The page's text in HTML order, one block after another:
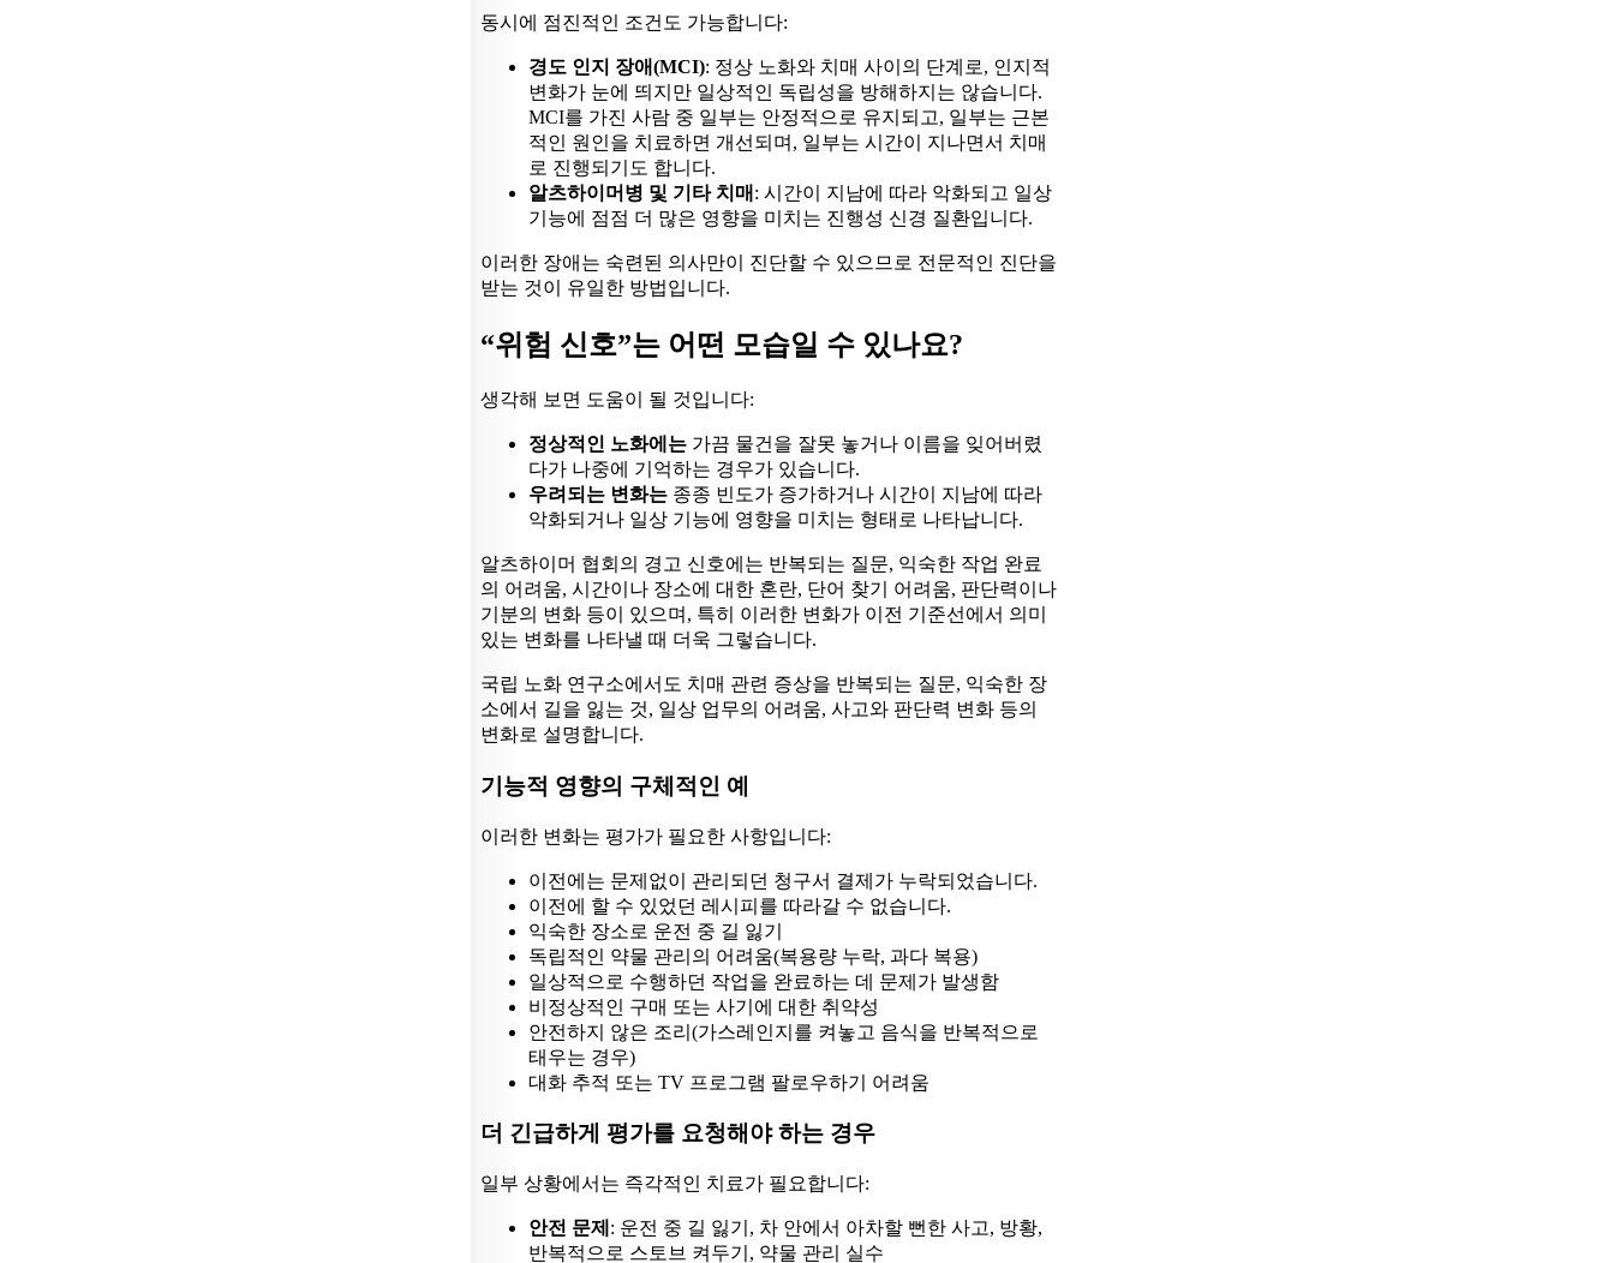
동시에 점진적인 조건도 가능합니다:
경도 인지 장애(MCI): 정상 노화와 치매 사이의 단계로, 인지적
변화가 눈에 띄지만 일상적인 독립성을 방해하지는 않습니다.
MCI를 가진 사람 중 일부는 안정적으로 유지되고, 일부는 근본
적인 원인을 치료하면 개선되며, 일부는 시간이 지나면서 치매
로 진행되기도 합니다.
알츠하이머병 및 기타 치매 : 시간이 지남에 따라 악화되고 일상
기능에 점점 더 많은 영향을 미치는 진행성 신경 질환입니다.
이러한 장애는 숙련된 의사만이 진단할 수 있으므로 전문적인 진단을
받는 것이 유일한 방법입니다.
“위험 신호”는 어떤 모습일 수 있나요?
생각해 보면 도움이 될 것입니다:
정상적인 노화에는 가끔 물건을 잘못 놓거나 이름을 잊어버렸
다가 나중에 기억하는 경우가 있습니다.
우려되는 변화는 종종 빈도가 증가하거나 시간이 지남에 따라
악화되거나 일상 기능에 영향을 미치는 형태로 나타납니다.
알츠하이머 협회의 경고 신호에는 반복되는 질문, 익숙한 작업 완료
의 어려움, 시간이나 장소에 대한 혼란, 단어 찾기 어려움, 판단력이나
기분의 변화 등이 있으며, 특히 이러한 변화가 이전 기준선에서 의미
있는 변화를 나타낼 때 더욱 그렇습니다.
국립 노화 연구소에서도 치매 관련 증상을 반복되는 질문, 익숙한 장
소에서 길을 잃는 것, 일상 업무의 어려움, 사고와 판단력 변화 등의
변화로 설명합니다.
기능적 영향의 구체적인 예
이러한 변화는 평가가 필요한 사항입니다:
이전에는 문제없이 관리되던 청구서 결제가 누락되었습니다.
이전에 할 수 있었던 레시피를 따라갈 수 없습니다.
익숙한 장소로 운전 중 길 잃기
독립적인 약물 관리의 어려움(복용량 누락, 과다 복용)
일상적으로 수행하던 작업을 완료하는 데 문제가 발생함
비정상적인 구매 또는 사기에 대한 취약성
안전하지 않은 조리(가스레인지를 켜놓고 음식을 반복적으로
태우는 경우)
대화 추적 또는 TV 프로그램 팔로우하기 어려움
더 긴급하게 평가를 요청해야 하는 경우
일부 상황에서는 즉각적인 치료가 필요합니다:
안전 문제 : 운전 중 길 잃기, 차 안에서 아차할 뻔한 사고, 방황,
반복적으로 스토브 켜두기, 약물 관리 실수